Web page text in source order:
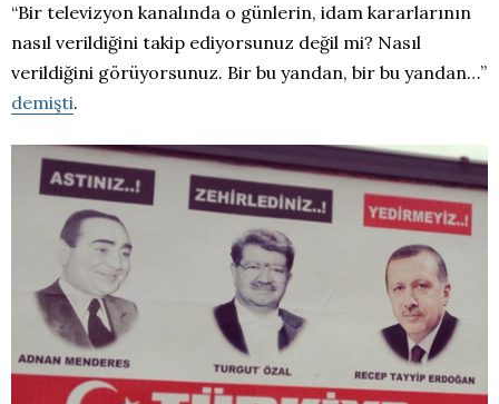
“Bir televizyon kanalında o günlerin, idam kararlarının
nasıl verildiğini takip ediyorsunuz değil mi? Nasıl
verildiğini görüyorsunuz. Bir bu yandan, bir bu yandan…”
demişti.